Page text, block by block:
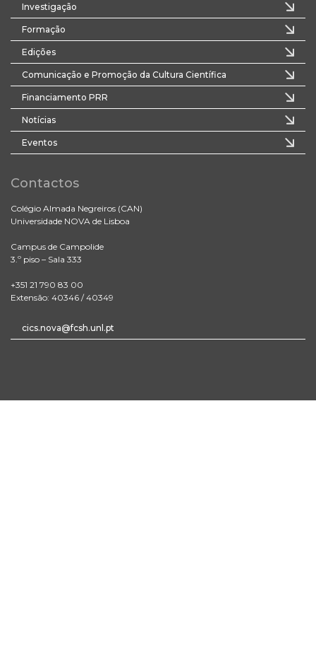
Investigação
Formação
Edições
Comunicação e Promoção da Cultura Científica
Financiamento PRR
Notícias
Eventos
Contactos
Colégio Almada Negreiros (CAN)
Universidade NOVA de Lisboa
Campus de Campolide
3.º piso – Sala 333
+351 21 790 83 00
Extensão: 40346 / 40349
cics.nova@fcsh.unl.pt